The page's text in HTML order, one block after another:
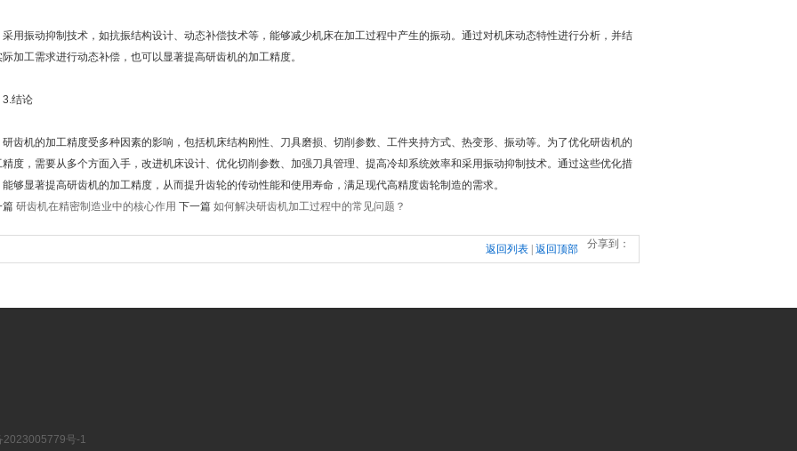
振动抑制技术，如抗振结构设计、动态补偿技术等，能够减少机床在加工过程中产生的振动。通过对机床动态特性进行分析，并结
际加工需求进行动态补偿，也可以显著提高研齿机的加工精度。
论
机的加工精度受多种因素的影响，包括机床结构刚性、刀具磨损、切削参数、工件夹持方式、热变形、振动等。为了优化研齿机的
精度，需要从多个方面入手，改进机床设计、优化切削参数、加强刀具管理、提高冷却系统效率和采用振动抑制技术。通过这些优化措
能够显著提高研齿机的加工精度，从而提升齿轮的传动性能和使用寿命，满足现代高精度齿轮制造的需求。
篇 研齿机在精密制造业中的核心作用 下一篇 如何解决研齿机加工过程中的常见问题？
分享到：
返回列表 | 返回顶部
2023005779号-1